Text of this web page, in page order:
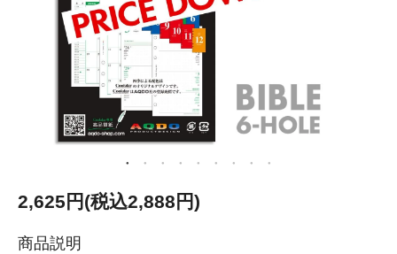
2,625円(税込2,888円)
商品説明